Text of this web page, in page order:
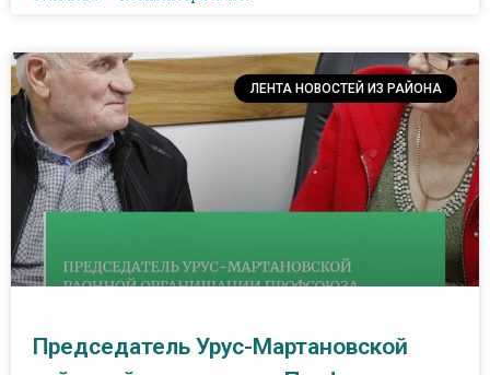
ЛЕНТА НОВОСТЕЙ ИЗ РАЙОНА
Председатель Урус-Мартановской